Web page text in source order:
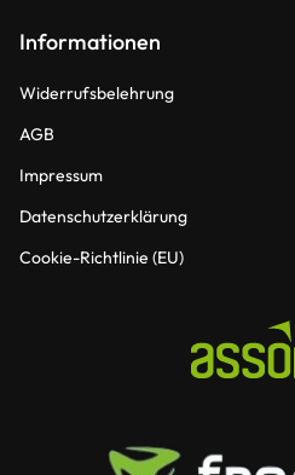
Informationen
Widerrufsbelehrung
AGB
Impressum
Datenschutzerklärung
Cookie-Richtlinie (EU)